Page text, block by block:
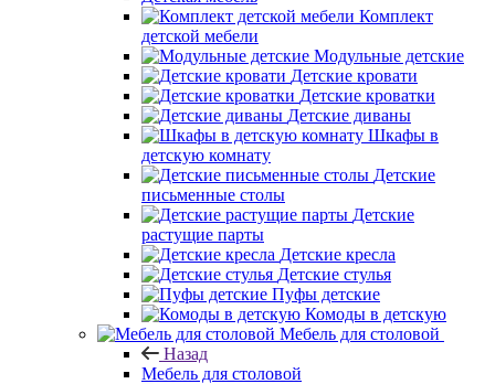
Комплект
детской мебели
Модульные детские
Детские кровати
Детские кроватки
Детские диваны
Шкафы в
детскую комнату
Детские
письменные столы
Детские
растущие парты
Детские кресла
Детские стулья
Пуфы детские
Комоды в детскую
Мебель для столовой
Назад
Мебель для столовой